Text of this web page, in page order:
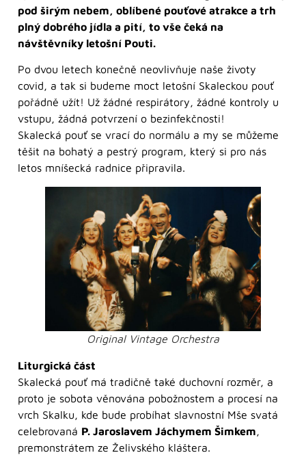
pod širým nebem, oblíbené pouťové atrakce a trh
plný dobrého jídla a pití, to vše čeká na
návštěvníky letošní Pouti.
Po dvou letech konečně neovlivňuje naše životy
covid, a tak si budeme moct letošní Skaleckou pouť
pořádně užít! Už žádné respirátory, žádné kontroly u
vstupu, žádná potvrzení o bezinfekčnosti!
Skalecká pouť se vrací do normálu a my se můžeme
těšit na bohatý a pestrý program, který si pro nás
letos mníšecká radnice připravila.
Original Vintage Orchestra
Liturgická část
Skalecká pouť má tradičně také duchovní rozměr, a
proto je sobota věnována pobožnostem a procesí na
vrch Skalku, kde bude probíhat slavnostní Mše svatá
celebrovaná P. Jaroslavem Jáchymem Šimkem,
premonstrátem ze Želivského kláštera.